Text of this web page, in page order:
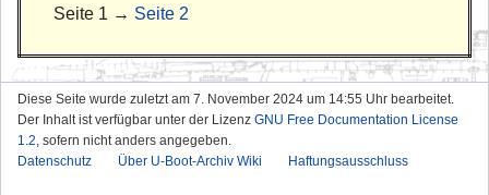
Seite 1 → Seite 2
Diese Seite wurde zuletzt am 7. November 2024 um 14:55 Uhr bearbeitet.
Der Inhalt ist verfügbar unter der Lizenz GNU Free Documentation License
1.2, sofern nicht anders angegeben.
Datenschutz
Über U-Boot-Archiv Wiki Haftungsausschluss